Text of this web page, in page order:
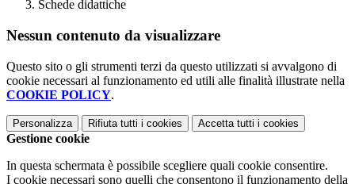
Schede didattiche
Nessun contenuto da visualizzare
Questo sito o gli strumenti terzi da questo utilizzati si avvalgono di
cookie necessari al funzionamento ed utili alle finalità illustrate nella
COOKIE POLICY.
Personalizza Rifiuta tutti i cookies Accetta tutti i cookies
Gestione cookie
In questa schermata è possibile scegliere quali cookie consentire.
I cookie necessari sono quelli che consentono il funzionamento della